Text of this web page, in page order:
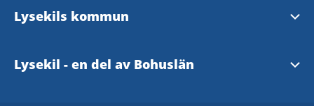
Upplev Lysekil på Facebook
Lysekils kommun
Hemsida
Lysekil - en del av Bohuslän